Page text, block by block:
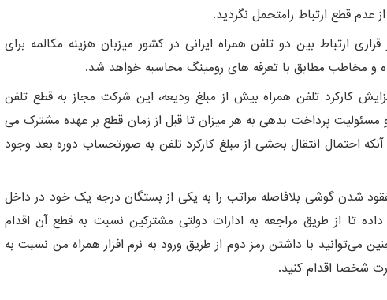
عدم قطع ارتباط رامتحمل نگردید.
ارتباط بین دو تلفن همراه ایرانی در كشور میزبان هزینه مكالمه برای
و مخاطب مطابق با تعرفه های رومینگ محاسبه خواهد شد.
كاركرد تلفن همراه بیش از مبلغ ودیعه، این شركت مجاز به قطع تلفن
مسئولیت پرداخت بدهی به هر میزان تا قبل از زمان قطع بر عهده مشترک می
احتمال انتقال بخشی از مبلغ كاركرد تلفن به صورتحساب دوره بعد وجود
شدن گوشی بلافاصله مراتب را به یكی از بستگان درجه یک خود در داخل
تا از طریق مراجعه به ادارات دولتی مشتركین نسبت به قطع آن اقدام
می‌توانید با داشتن رمز دوم از طریق ورود به نرم افزار همراه من نسبت به
شخصا اقدام کنید.